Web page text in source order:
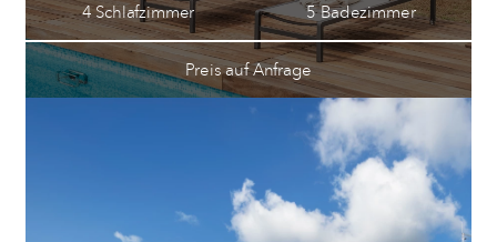
4 Schlafzimmer 5 Badezimmer
Preis auf Anfrage